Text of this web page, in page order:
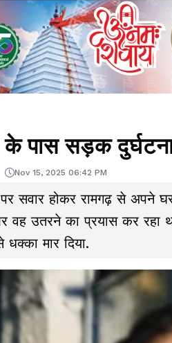
के पास सड़क
Nov 15, 2025 06:42 PM
सवार होकर रामगढ़ से अपने
उतरने का प्रयास कर रहा
मार दिया.